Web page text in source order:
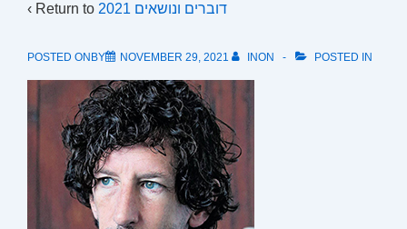
‹ Return to דוברים ונושאים 2021
POSTED ONBY NOVEMBER 29, 2021 INON POSTED IN